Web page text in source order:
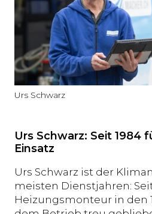
Urs Schwarz
Urs Schwarz: Seit 1984
Einsatz
Urs Schwarz ist der
meisten Dienstjahren:
Heizungsmonteur in den